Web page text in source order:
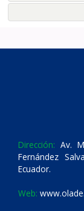
Dirección: Av.
Fernández
Ecuador.
Web: